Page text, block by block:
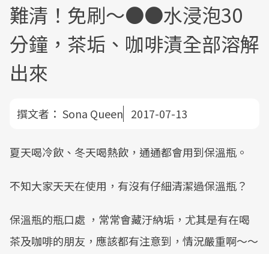
難清！免刷～●●水浸泡30
分鐘，茶垢、咖啡漬全部溶解
出來
撰文者： Sona Queen 2017-07-13
夏天喝冷飲、冬天喝熱飲，通通都會用到保溫瓶。
不知大家天天在使用，有沒有仔細清潔過保溫瓶？
保溫瓶的瓶口處 ，常常會藏汙納垢，尤其是有在喝
茶及咖啡的朋友，應該都有注意到，情況嚴重啊～～